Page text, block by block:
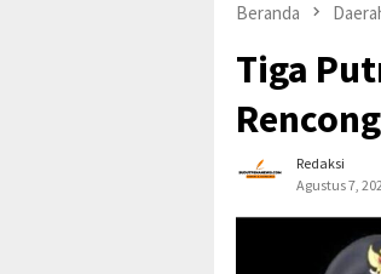
Beranda
Tiga
Redaksi
Agustus 7,